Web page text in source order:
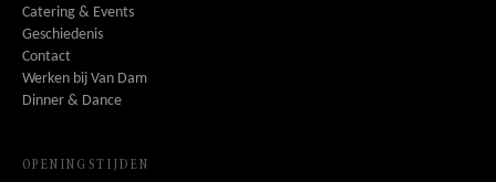
Catering & Events
Geschiedenis
Contact
Werken bij Van Dam
Dinner & Dance
OPENINGSTIJDEN